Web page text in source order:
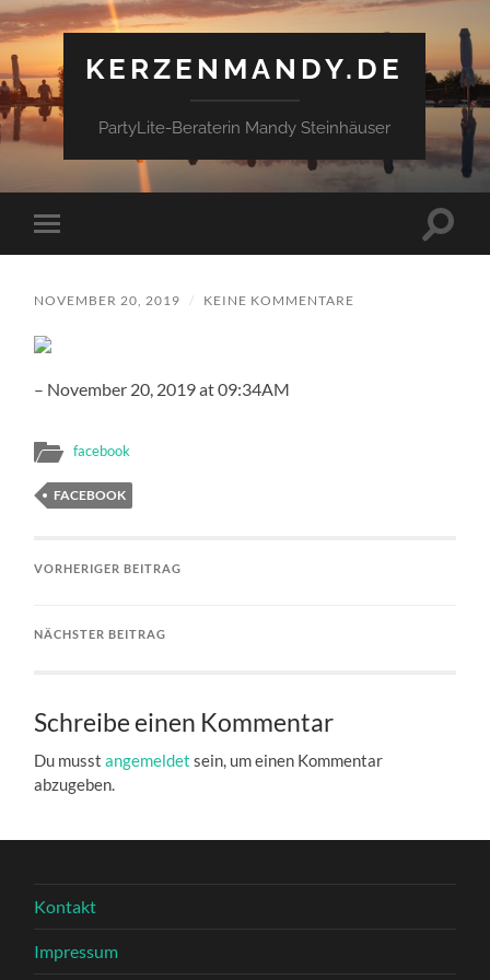
KERZENMANDY.DE
PartyLite-Beraterin Mandy Steinhäuser
Mobile-
Menü
NOVEMBER 20, 2019 / KEINE KOMMENTARE
– November 20, 2019 at 09:34AM
facebook
FACEBOOK
VORHERIGER BEITRAG
NÄCHSTER BEITRAG
Schreibe einen Kommentar
Du musstangemeldet sein, um einen Kommentar
abzugeben.
Kontakt
Impressum